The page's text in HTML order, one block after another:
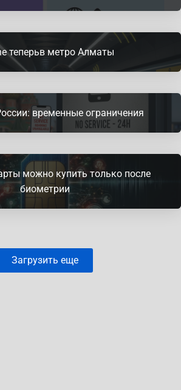
теперьв метро Алматы
временные ограничения
можно купить только после
биометрии
Загрузить еще